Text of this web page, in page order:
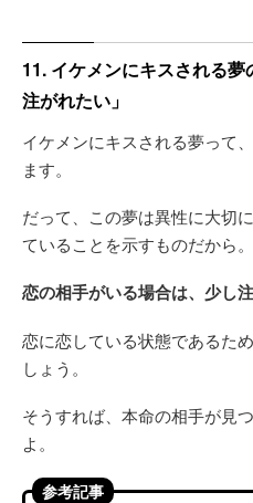
11. イケメンにキスされる
注がれたい」
イケメンにキスされる夢って
ます。
だって、この夢は異性に大切
ていることを示すものだから。
恋の相手がいる場合は、少し
恋に恋している状態であるた
しょう。
そうすれば、本命の相手が見
よ。
参考記事